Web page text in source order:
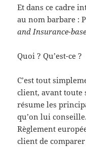
Et dans ce cadre
au nom barbare :
and Insurance-
Quoi ? Qu’est-ce ?
C’est tout
client, avant toute
résume les
qu’on lui
Règlement
client de